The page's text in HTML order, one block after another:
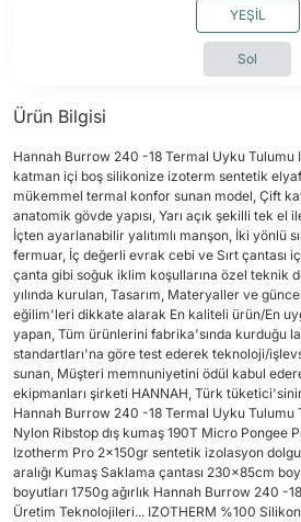
YEŞİL
Sol
Ürün Bilgisi
Hannah Burrow 240 -18 Termal Uyku
katman içi boş silikonize izoterm sentetik
mükemmel termal konfor sunan model, Çift
anatomik gövde yapısı, Yarı açık şekilli tek el
İçten ayarlanabilir yalıtımlı manşon, İki yönlü
fermuar, İç değerli evrak cebi ve Sırt çantası
çanta gibi soğuk iklim koşullarına özel teknik
yılında kurulan, Tasarım, Materyaller ve
eğilim'leri dikkate alarak En kaliteli ürün/En
yapan, Tüm ürünlerini fabrika'sında kurduğu
standartları'na göre test ederek teknoloji/
sunan, Müşteri memnuniyetini ödül kabul
ekipmanları şirketi HANNAH, Türk
Hannah Burrow 240 -18 Termal Uyku
Nylon Ribstop dış kumaş 190T Micro Pongee
Izotherm Pro 2x150gr sentetik izolasyon
aralığı Kumaş Saklama çantası 230x85cm
boyutları 1750g ağırlık Hannah Burrow 240 -
Üretim Teknolojileri... IZOTHERM %100